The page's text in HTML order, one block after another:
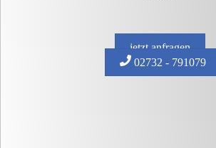
jetzt anfragen
02732 - 791079